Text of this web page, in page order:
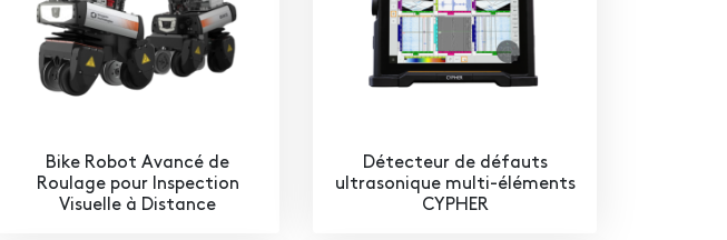
Bike Robot Avancé de
Roulage pour Inspection
Visuelle à Distance
Détecteur de défauts
ultrasonique multi-éléments
CYPHER